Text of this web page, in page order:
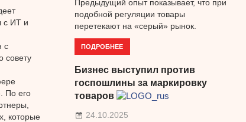
с ИТ и
с
совету
По его
которые
Предыдущий опыт показывает, что при
подобной регуляции товары
перетекают на «серый» рынок.
ПОДРОБНЕЕ
Бизнес выступил против
госпошлины за маркировку
товаров
24.10.2025